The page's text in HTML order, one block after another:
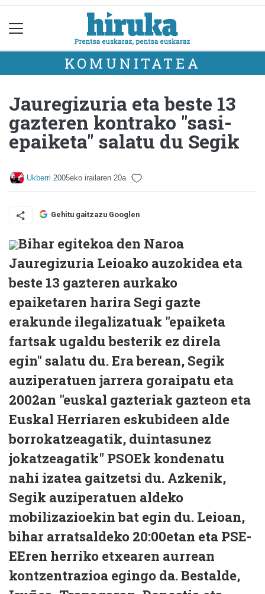
KOMUNITATEA
Jauregizuria eta beste 13
gazteren kontrako "sasi-
epaiketa" salatu du Segik
Ukberri 2005eko irailaren 20a
Gehitu gaitzazu Googlen
Bihar egitekoa den Naroa
Jauregizuria Leioako auzokidea eta
beste 13 gazteren aurkako
epaiketaren harira Segi gazte
erakunde ilegalizatuak "epaiketa
fartsak ugaldu besterik ez direla
egin" salatu du. Era berean, Segik
auziperatuen jarrera goraipatu eta
2002an "euskal gazteriak gazteon eta
Euskal Herriaren eskubideen alde
borrokatzeagatik, duintasunez
jokatzeagatik" PSOEk kondenatu
nahi izatea gaitzetsi du. Azkenik,
Segik auziperatuen aldeko
mobilizazioekin bat egin du. Leioan,
bihar arratsaldeko 20:00etan eta PSE-
EEren herriko etxearen aurrean
kontzentrazioa egingo da. Bestalde,